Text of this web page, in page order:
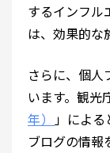
するインフル
は、効果的な
さらに、個人
います。観光
年） 」による
ブログの情報